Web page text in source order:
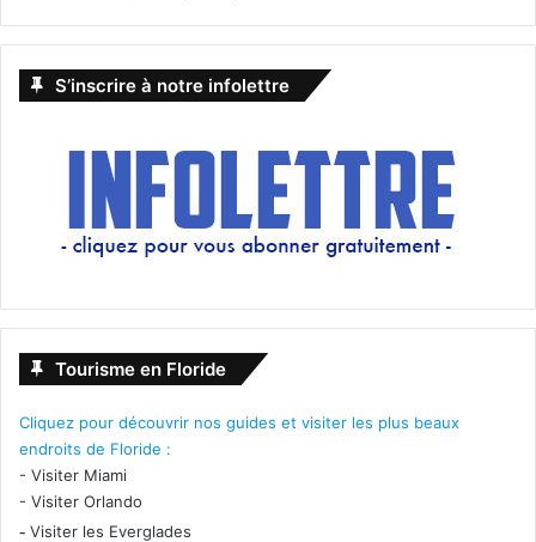
S’inscrire à notre infolettre
Tourisme en Floride
Cliquez pour découvrir nos guides et visiter les plus beaux
endroits de Floride :
- Visiter Miami
- Visiter Orlando
- Visiter les Everglades